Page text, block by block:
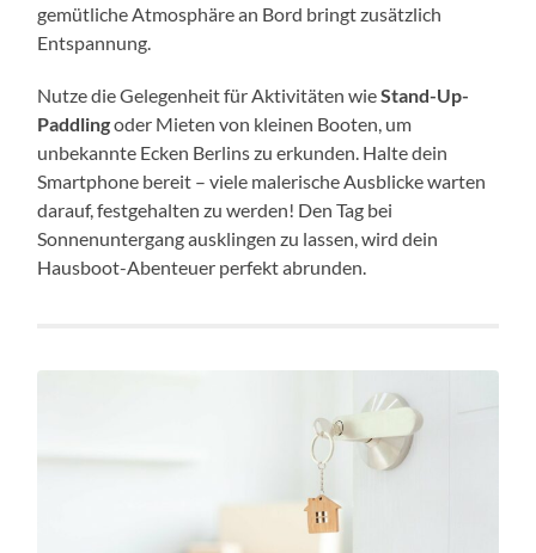
gemütliche Atmosphäre an Bord bringt zusätzlich
Entspannung.
Nutze die Gelegenheit für Aktivitäten wieStand-Up-
Paddlingoder Mieten von kleinen Booten, um
unbekannte Ecken Berlins zu erkunden. Halte dein
Smartphone bereit – viele malerische Ausblicke warten
darauf, festgehalten zu werden! Den Tag bei
Sonnenuntergang ausklingen zu lassen, wird dein
Hausboot-Abenteuer perfekt abrunden.